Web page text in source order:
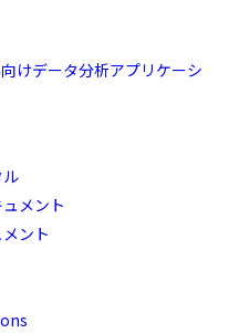
けデータ分析アプリケーシ
メント
ント
entry
せ